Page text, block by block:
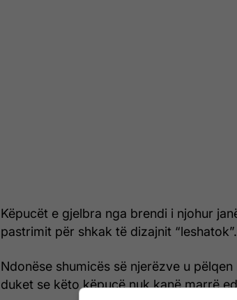
Këpucët e gjelbra nga brendi i njohur
pastrimit për shkak të dizajnit “leshatok”.
Ndonëse shumicës së njerëzve u
duket se këto këpucë nuk kanë marrë